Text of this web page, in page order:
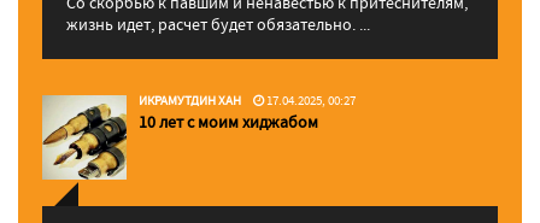
жизнь идет, расчет будет обязательно. ...
ИКРАМУТДИН ХАН 17.04.2025, 00:27
10 лет с моим хиджабом